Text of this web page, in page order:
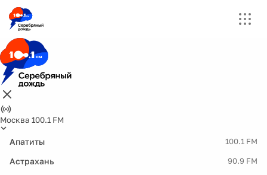
Москва 100.1 FM
Апатиты 100.1 FM
Астрахань 90.9 FM